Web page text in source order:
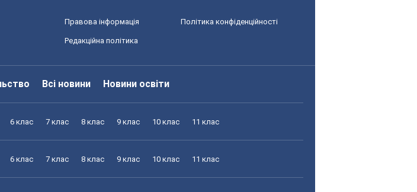
Правова інформація Політика конфіденційності
Редакційна політика
Всі новини Новини освіти
6 клас 7 клас 8 клас 9 клас 10 клас 11 клас
6 клас 7 клас 8 клас 9 клас 10 клас 11 клас